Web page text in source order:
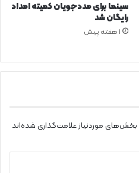
سینما برای مددجویان کمیته امداد
رایگان شد
1 هفته پیش
بخش‌های موردنیاز علامت‌گذاری شده‌اند